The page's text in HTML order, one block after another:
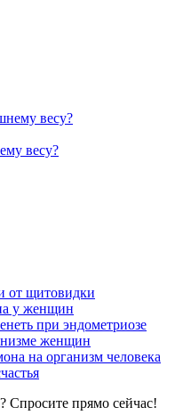
весу?
от щитовидки
у женщин
при эндометриозе
женщин
на организм человека
Спросите прямо сейчас!